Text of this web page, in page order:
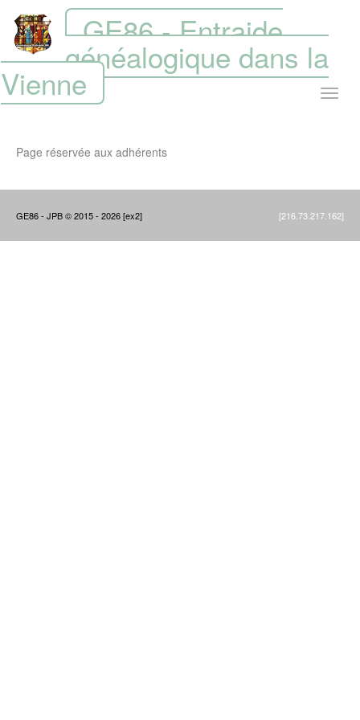
GE86 - Entraide
généalogique dans la
Vienne
Page réservée aux adhérents
GE86 - JPB © 2015 - 2026 [ex2] [216.73.217.162]